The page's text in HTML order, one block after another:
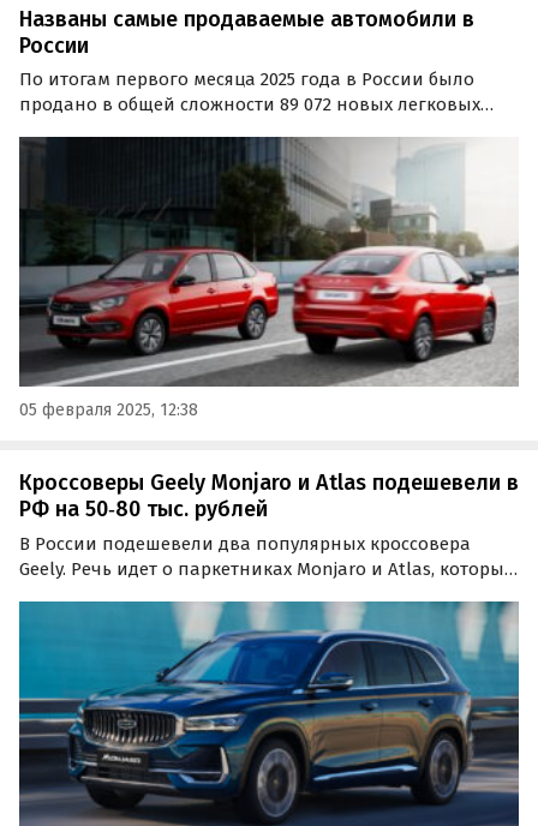
Названы самые продаваемые автомобили в
России
По итогам первого месяца 2025 года в России было
продано в общей сложности 89 072 новых легковых
январем 2024 года, о чем свидетельствует свежий отчет
аналитического агентства «Автостат».
05 февраля 2025, 12:38
Кроссоверы Geely Monjaro и Atlas подешевели в
РФ на 50‑80 тыс. рублей
В России подешевели два популярных кроссовера
Geely. Речь идет о паркетниках Monjaro и Atlas, которые
выяснили «Автоновости дня» в ходе регулярного
мониторинга прайс-листов китайского
автопроизводителя.